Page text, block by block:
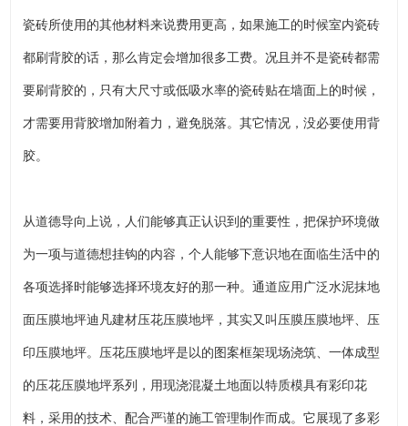
瓷砖所使用的其他材料来说费用更高，如果施工的时候室内瓷砖
都刷背胶的话，那么肯定会增加很多工费。况且并不是瓷砖都需
要刷背胶的，只有大尺寸或低吸水率的瓷砖贴在墙面上的时候，
才需要用背胶增加附着力，避免脱落。其它情况，没必要使用背
胶。
从道德导向上说，人们能够真正认识到的重要性，把保护环境做
为一项与道德想挂钩的内容，个人能够下意识地在面临生活中的
各项选择时能够选择环境友好的那一种。通道应用广泛水泥抹地
面压膜地坪迪凡建材压花压膜地坪，其实又叫压膜压膜地坪、压
印压膜地坪。压花压膜地坪是以的图案框架现场浇筑、一体成型
的压花压膜地坪系列，用现浇混凝土地面以特质模具有彩印花
料，采用的技术、配合严谨的施工管理制作而成。它展现了多彩